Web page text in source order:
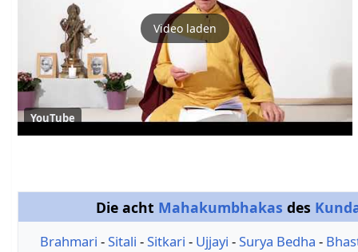
Video laden
YouTube
Die acht Mahakumbhakas des
Brahmari -Sitali -Sitkari - Ujjayi -Surya Bedha -